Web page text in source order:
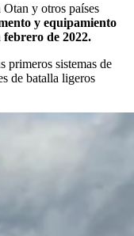
y otros países
y equipamiento
de 2022.
primeros sistemas de
de batalla ligeros